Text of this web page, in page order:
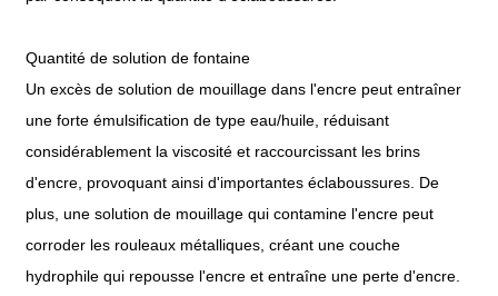
Quantité de solution de fontaine
Un excès de solution de mouillage dans l'encre peut entraîner
une forte émulsification de type eau/huile, réduisant
considérablement la viscosité et raccourcissant les brins
d'encre, provoquant ainsi d'importantes éclaboussures. De
plus, une solution de mouillage qui contamine l'encre peut
corroder les rouleaux métalliques, créant une couche
hydrophile qui repousse l'encre et entraîne une perte d'encre.